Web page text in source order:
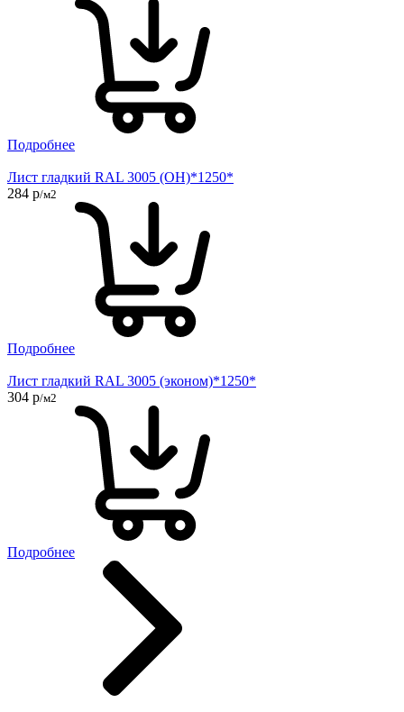
Подробнее
Лист гладкий RAL 3005 (ОН)*1250*
284 р/м2
Подробнее
Лист гладкий RAL 3005 (эконом)*1250*
304 р/м2
Подробнее